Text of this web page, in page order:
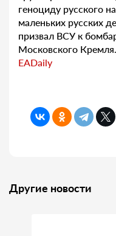
геноциду русского
маленьких русских
призвал ВСУ к
Московского Кремля.
EADaily
Другие новости